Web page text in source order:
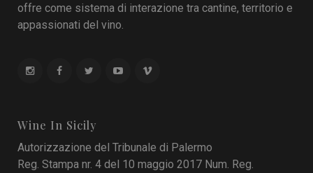
offre come sistema di interazione tra cantine, territorio e
appassionati del vino.
Wine In Sicily
Autorizzazione del Tribunale di Palermo
Reg. Stampa nr. 4 del 10 maggio 2017 Num. Reg.